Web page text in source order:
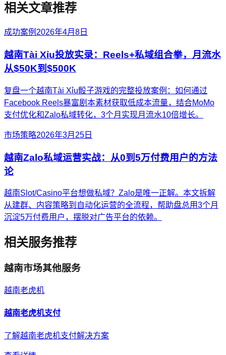
相关文章推荐
成功案例 2026年4月8日
越南Tài Xỉu投放实录：Reels+私域组合拳，月流水
从$50K到$500K
复盘一个越南Tài Xỉu骰子游戏的完整投放案例：如何通过
Facebook Reels暴富剧本素材获取低成本流量，结合MoMo
支付优化和Zalo私域转化，3个月实现月流水10倍增长。
市场策略2026年3月25日
越南Zalo私域运营实战：从0到5万付费用户的方法
论
越南Slot/Casino平台想做私域？Zalo是唯一正解。本文拆解
从建群、内容策略到自动化运营的全流程，帮助盘总用3个月
沉淀5万付费用户，摆脱对广告平台的依赖。
相关服务推荐
越南市场其他服务
越南老虎机
越南老虎机支付
了解越南老虎机支付解决方案